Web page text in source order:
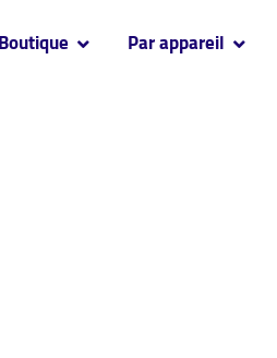
Boutique Par appareil